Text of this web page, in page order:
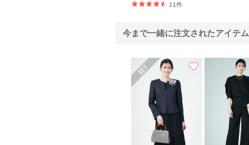
11件
今まで一緒に注文されたアイテム